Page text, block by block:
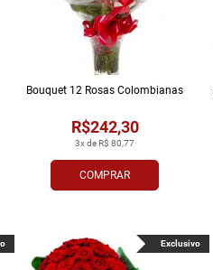
COMPRAR
3x de R$ 80,77
R$242,30
Bouquet 12 Rosas Colombianas
Exclusivo